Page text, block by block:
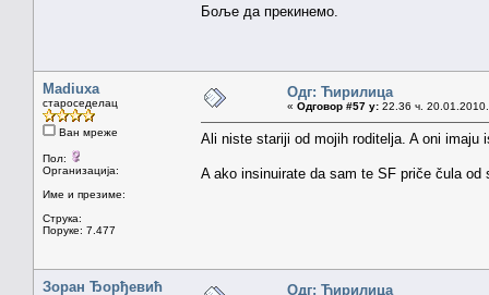
Боље да прекинемо.
Madiuxa
староседелац
Ван мреже
Пол:
Организација:
Име и презиме:
Струка:
Поруке: 7.477
Одг: Ћирилица
« Одговор #57 у: 22.36 ч.
Ali niste stariji od mojih roditelja. A oni imaju
A ako insinuirate da sam te SF priče čula
Зоран Ђорђевић Одг: Ћирилица